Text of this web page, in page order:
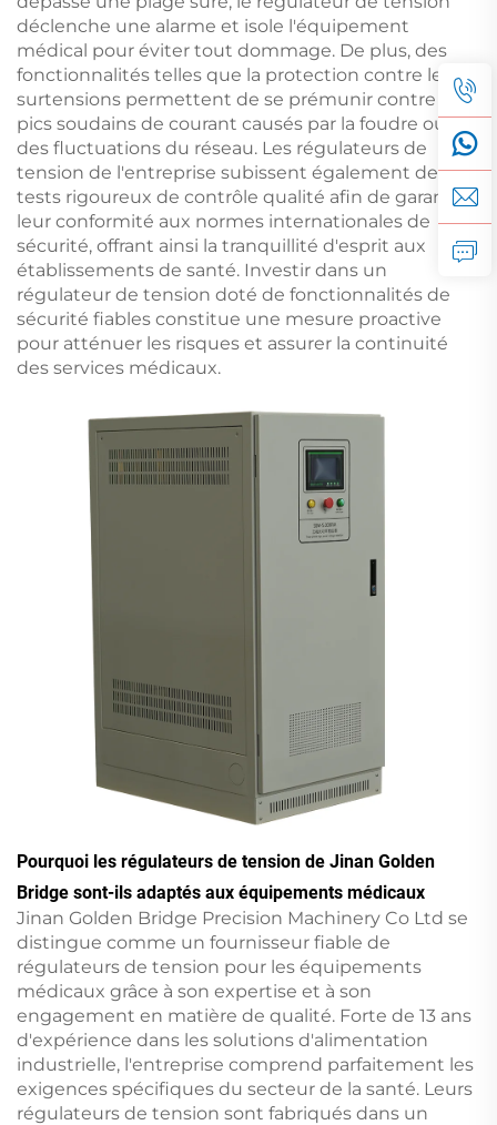
déclenche une alarme et isole l'équipement
médical pour éviter tout dommage. De plus, des
fonctionnalités telles que la protection contre les
surtensions permettent de se prémunir contre les
pics soudains de courant causés par la foudre ou
des fluctuations du réseau. Les régulateurs de
tension de l'entreprise subissent également des
tests rigoureux de contrôle qualité afin de garantir
leur conformité aux normes internationales de
sécurité, offrant ainsi la tranquillité d'esprit aux
établissements de santé. Investir dans un
régulateur de tension doté de fonctionnalités de
sécurité fiables constitue une mesure proactive
pour atténuer les risques et assurer la continuité
des services médicaux.
Pourquoi les régulateurs de tension de Jinan Golden
Bridge sont-ils adaptés aux équipements médicaux
Jinan Golden Bridge Precision Machinery Co Ltd se
distingue comme un fournisseur fiable de
régulateurs de tension pour les équipements
médicaux grâce à son expertise et à son
engagement en matière de qualité. Forte de 13 ans
d'expérience dans les solutions d'alimentation
industrielle, l'entreprise comprend parfaitement les
exigences spécifiques du secteur de la santé. Leurs
régulateurs de tension sont fabriqués dans un